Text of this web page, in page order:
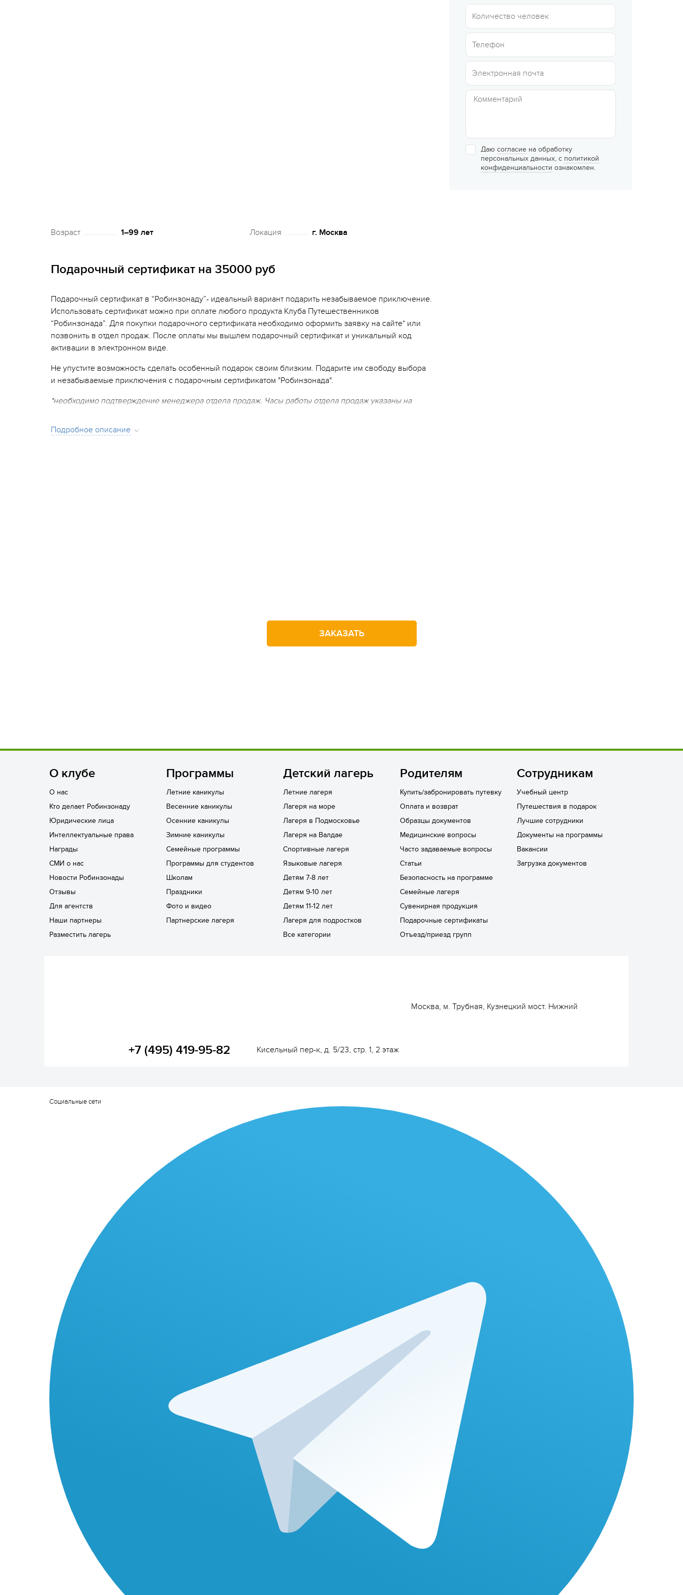
Сюжетно-ролевые лагеря
Студенческие лагеря
Творческие лагеря
Тематические лагеря
Даю согласие на обработку
персональных данных, с политикой
конфиденциальности ознакомлен.
Возраст 1–99 лет Локация г. Москва
Подарочный сертификат на 35000 руб
Подарочный сертификат в “Робинзонаду”- идеальный вариант подарить незабываемое приключение.
Использовать сертификат можно при оплате любого продукта Клуба Путешественников
“Робинзонада”. Для покупки подарочного сертификата необходимо оформить заявку на сайте* или
позвонить в отдел продаж. После оплаты мы вышлем подарочный сертификат и уникальный код
активации в электронном виде.
Не упустите возможность сделать особенный подарок своим близким. Подарите им свободу выбора
и незабываемые приключения с подарочным сертификатом "Робинзонада".
*необходимо подтверждение менеджера отдела продаж. Часы работы отдела продаж указаны на
Подробное описание
ЗАКАЗАТЬ
О клубе
О нас
Кто делает Робинзонаду
Юридические лица
Интеллектуальные права
Награды
СМИ о нас
Новости Робинзонады
Отзывы
Для агентств
Наши партнеры
Разместить лагерь
Программы
Летние каникулы
Весенние каникулы
Осенние каникулы
Зимние каникулы
Семейные программы
Программы для студентов
Школам
Праздники
Фото и видео
Партнерские лагеря
Детский лагерь
Летние лагеря
Лагеря на море
Лагеря в Подмосковье
Лагеря на Валдае
Спортивные лагеря
Языковые лагеря
Детям 7-8 лет
Детям 9-10 лет
Детям 11-12 лет
Лагеря для подростков
Все категории
Родителям
Купить/забронировать путевку
Оплата и возврат
Образцы документов
Медицинские вопросы
Часто задаваемые вопросы
Статьи
Безопасность на программе
Семейные лагеря
Сувенирная продукция
Подарочные сертификаты
Отъезд/приезд групп
Сотрудникам
Учебный центр
Путешествия в подарок
Лучшие сотрудники
Документы на программы
Вакансии
Загрузка документов
+7 (495) 419-95-82
Москва, м. Трубная, Кузнецкий мост. Нижний
Кисельный пер-к, д. 5/23, стр. 1, 2 этаж
Социальные сети